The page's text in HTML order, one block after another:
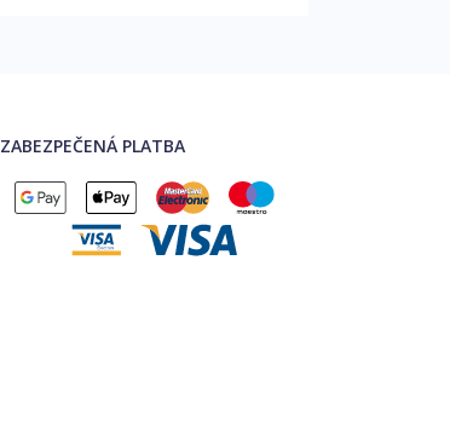
ZABEZPEČENÁ PLATBA